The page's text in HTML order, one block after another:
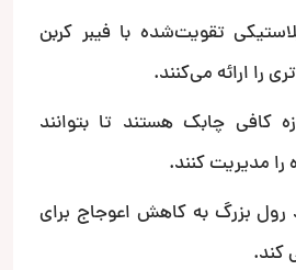
تقویت‌شده با فیبر کربن
را ارائه می‌کنند.
کافی چابک هستند تا بتوانند
مدیریت کنند.
بزرگ به کاهش اعوجاج برای
کند.